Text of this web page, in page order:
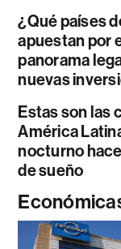
¿Qué países
apuestan por
panorama
nuevas
Estas son las
América
nocturno
de sueño